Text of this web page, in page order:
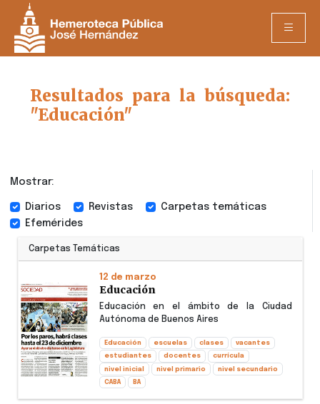
Resultados para la búsqueda:
"Educación"
Mostrar:
Diarios Revistas
Carpetas temáticas
Efemérides
Carpetas Temáticas
12 de marzo
Educación
Educación en el ámbito de la Ciudad
Autónoma de Buenos Aires
Educación escuelas clases vacantes
estudiantes docentes currícula
nivel inicial nivel primario nivel secundario
CABA BA